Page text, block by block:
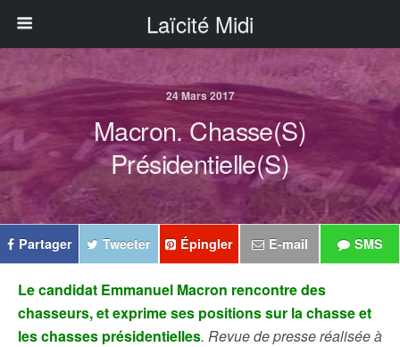
Laïcité Midi
24 Mars 2017
Macron. Chasse(s)
Présidentielle(s)
Partager Tweeter Épingler E-mail SMS
Le candidat Emmanuel Macron rencontre des
chasseurs, et exprime ses positions sur la chasse et
les chasses présidentielles. Revue de presse réalisée à